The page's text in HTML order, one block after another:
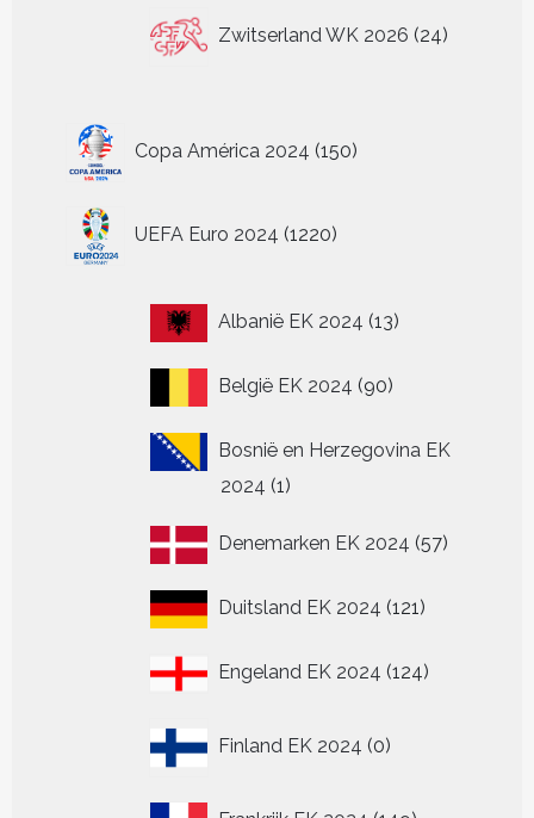
Zwitserland WK 2026 24
producten
Copa América 2024 150
producten
UEFA Euro 2024 1220
producten
Albanië EK 2024 1313
België EK 2024 9090
Bosnië en Herzegovina EK
2024 11
Denemarken EK 2024 5757
Duitsland EK 2024 121121
Engeland EK 2024 124124
Finland EK 2024 0
producten